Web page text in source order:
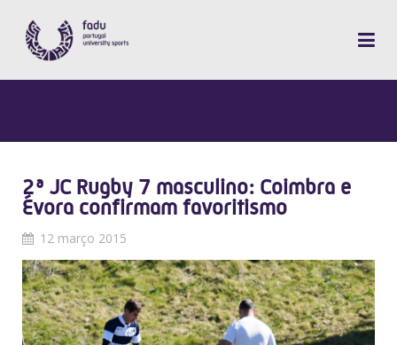
2ª JC Rugby 7 masculino: Coimbra e
Évora confirmam favoritismo
12 março 2015